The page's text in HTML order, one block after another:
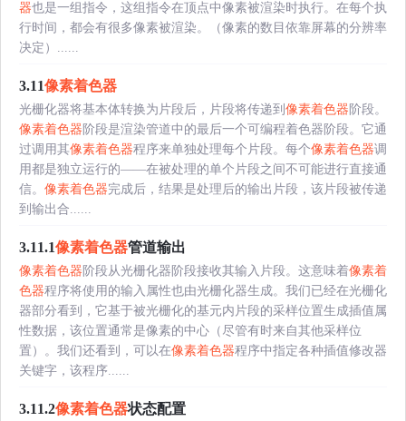
器也是一组指令，这组指令在顶点中像素被渲染时执行。在每个执
行时间，都会有很多像素被渲染。（像素的数目依靠屏幕的分辨率
决定）......
3.11像素着色器
光栅化器将基本体转换为片段后，片段将传递到 像素着色器 阶段。
像素着色器 阶段是渲染管道中的最后一个可编程着色器阶段。它通
过调用其像素着色器程序来单独处理每个片段。每个像素着色器调
用都是独立运行的——在被处理的单个片段之间不可能进行直接通
信。 像素着色器完成后，结果是处理后的输出片段，该片段被传递
到输出合......
3.11.1像素着色器管道输出
像素着色器 阶段从光栅化器阶段接收其输入片段。这意味着像素着
色器程序将使用的输入属性也由光栅化器生成。我们已经在光栅化
器部分看到，它基于被光栅化的基元内片段的采样位置生成插值属
性数据，该位置通常是像素的中心（尽管有时来自其他采样位
置）。我们还看到，可以在像素着色器程序中指定各种插值修改器
关键字，该程序......
3.11.2像素着色器状态配置